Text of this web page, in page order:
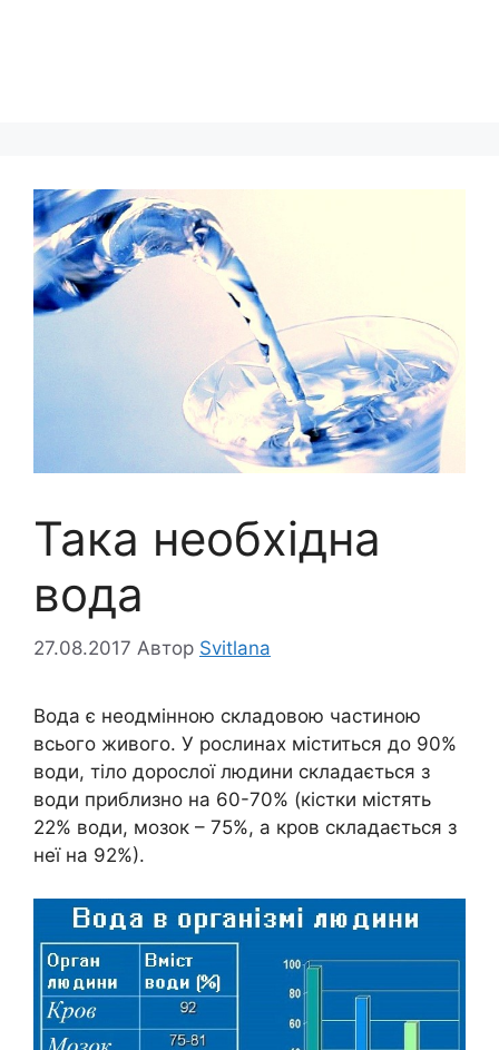
Така необхідна
вода
27.08.2017 Автор Svitlana
Вода є неодмінною складовою частиною
всього живого. У рослинах міститься до 90%
води, тіло дорослої людини складається з
води приблизно на 60-70% (кістки містять
22% води, мозок – 75%, а кров складається з
неї на 92%).